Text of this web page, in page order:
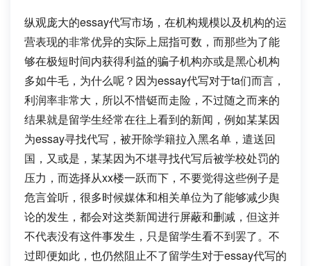
纵观庞大的essay代写市场，在机构规模以及机构的运
营表现的非常优异的实际上屈指可数，而那些为了能
够在极短时间内获得利益的骗子机构亦或是黑心机构
多如牛毛，为什么呢？因为essay代写对于ta们而言，
利润率非常大，所以不惜铤而走险，不过随之而来的
结果就是留学生经常在往上看到的新闻，例如某某因
为essay寻找代写，被开除学籍拉入黑名单，遣送回
国，又或是，某某因为不堪寻找代写后被学校处罚的
压力，而选择从xx楼一跃而下，不要觉得这些例子是
危言耸听，很多时候媒体和相关单位为了能够减少舆
论的发生，都会对这类新闻进行屏蔽和删减，但这并
不代表没有这件事发生，只是留学生看不到罢了。不
过即便如此，也仍然阻止不了留学生对于essay代写的